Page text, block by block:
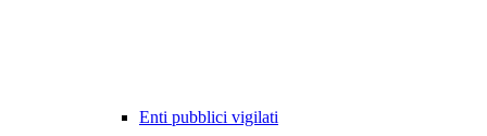
Enti pubblici vigilati